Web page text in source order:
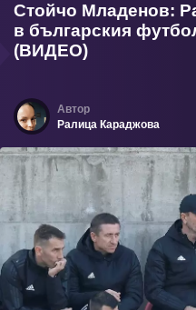
Стойчо Младенов:
в българския
(ВИДЕО)
Ралица Караджова